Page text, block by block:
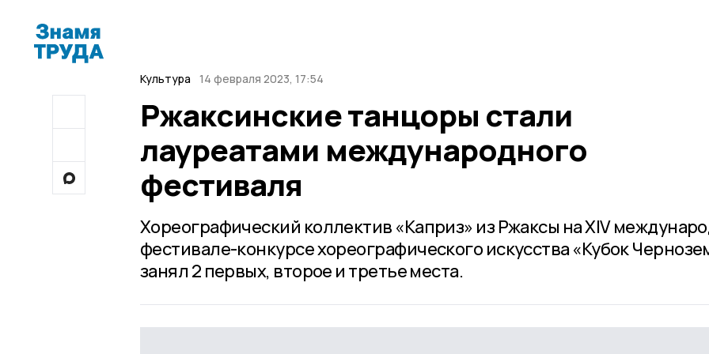
Культура 14 февраля 2023, 17:54
Ржаксинские танцоры стали
лауреатами международного
фестиваля
Хореографический коллектив «Каприз» из Ржаксы на XIV
фестивале-конкурсе хореографического искусства «Кубок
занял 2 первых, второе и третье места.